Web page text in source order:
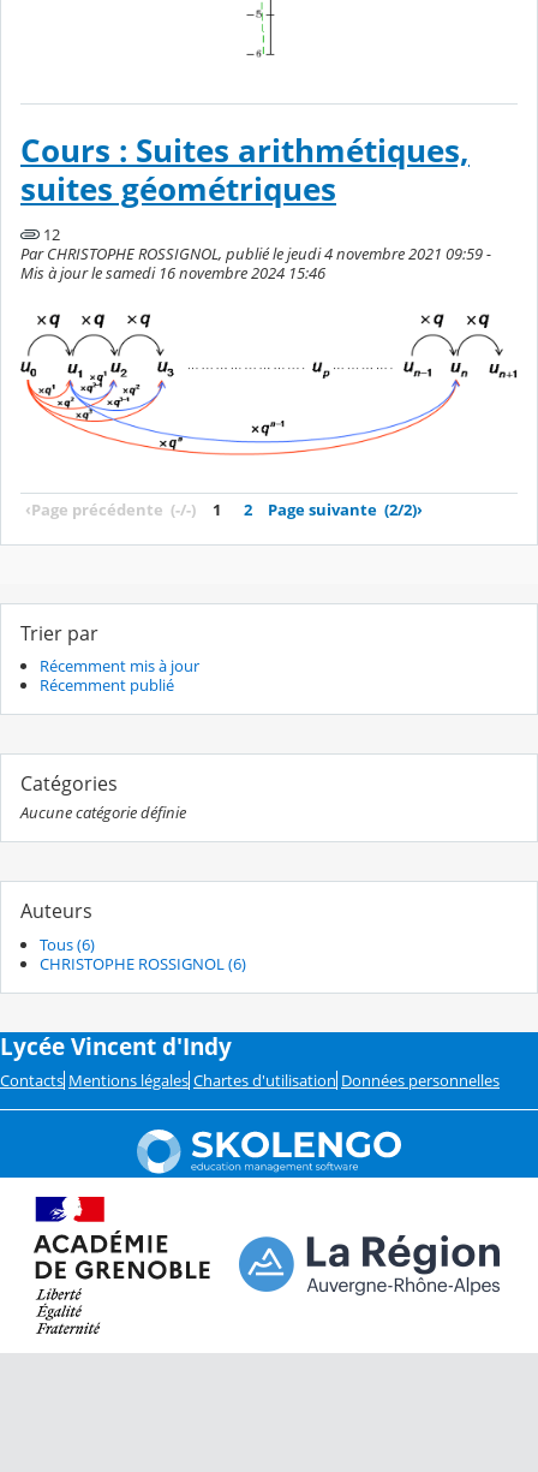
Cours : Suites arithmétiques,
suites géométriques
12
Par CHRISTOPHE ROSSIGNOL, publié le jeudi 4 novembre 2021 09:59 -
Mis à jour le samedi 16 novembre 2024 15:46
‹Page précédente (-/-) 1 2 Page suivante (2/2)›
Trier par
Récemment mis à jour
Récemment publié
Catégories
Aucune catégorie définie
Auteurs
Tous (6)
CHRISTOPHE ROSSIGNOL (6)
Lycée Vincent d'Indy
Contacts Mentions légales Chartes d'utilisation Données personnelles